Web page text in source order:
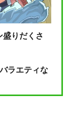
りだくさ
ラエティな